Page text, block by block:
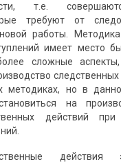
т.е.
требуют от
работы. Методика
имеет место
сложные
методиках, но в
на
действий при
действия